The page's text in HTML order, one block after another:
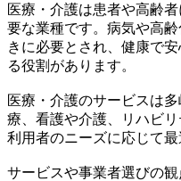
医療・介護は患者や高齢
要な業種です。病気や高
きに必要とされ、健康で
る役割があります。
医療・介護のサービスは
療、看護や介護、リハビ
利用者のニーズに応じて
サービスや事業者選びの観